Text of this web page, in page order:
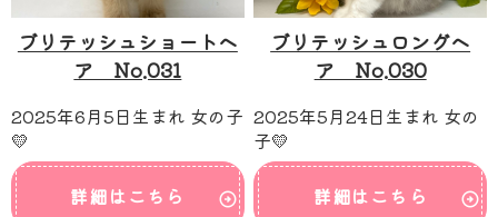
ブリテッシュショートヘ
ア No.031
2025年6月5日生まれ 女の子
💛
詳細はこちら
ブリテッシュロングヘ
ア No.030
2025年5月24日生まれ 女の
子💛
詳細はこちら